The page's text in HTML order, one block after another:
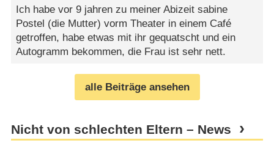
Ich habe vor 9 jahren zu meiner Abizeit sabine
Postel (die Mutter) vorm Theater in einem Café
getroffen, habe etwas mit ihr gequatscht und ein
Autogramm bekommen, die Frau ist sehr nett.
alle Beiträge ansehen
Nicht von schlechten Eltern – News